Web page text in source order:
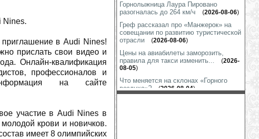
Nines.
приглашение в Audi Nines!
прислать свои видео и
Онлайн-квалификация
профессионалов и
на сайте
участие в Audi Nines в
крови и новичков.
имеет 8 олимпийских
Горнолыжница Лаура Пировано
разогналась до 264 км/ч
(2026-08-06)
Греф рассказал про «Манжерок» на
совещании по развитию туристической
отрасли
(2026-08-06)
Цены на авиабилеты заморозить,
правила для такси изменить...
(2026-
08-05)
Что меняется на склонах «Горного
воздуха»?
(2026-08-04)